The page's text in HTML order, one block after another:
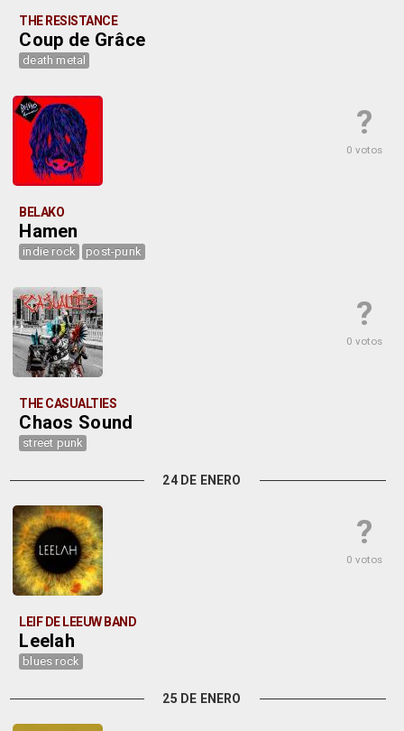
THE RESISTANCE
Coup de Grâce
death metal
?
0 votos
BELAKO
Hamen
indie rock post-punk
?
0 votos
THE CASUALTIES
Chaos Sound
street punk
24 DE ENERO
?
0 votos
LEIF DE LEEUW BAND
Leelah
blues rock
25 DE ENERO